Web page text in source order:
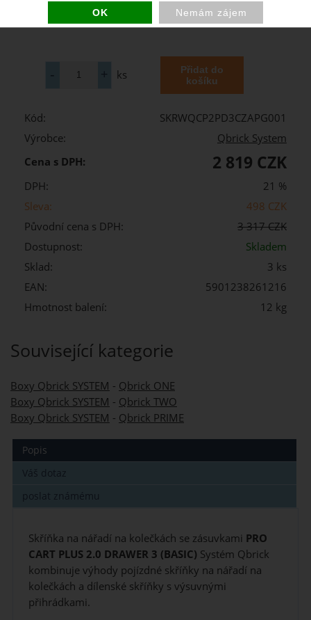
ks
Kód:
SKRWQCP2PD3CZAPG001
Výrobce:
Qbrick System
Cena s DPH:
2 819 CZK
DPH:
21 %
Sleva:
498 CZK
Původní cena s DPH:
3 317 CZK
Dostupnost:
Skladem
Sklad:
3 ks
EAN:
5901238261216
Hmotnost balení:
12 kg
Související kategorie
Boxy Qbrick SYSTEM - Qbrick ONE
Boxy Qbrick SYSTEM - Qbrick TWO
Boxy Qbrick SYSTEM - Qbrick PRIME
Popis
Váš dotaz
poslat známému
Skříňka na nářadí na kolečkách se zásuvkami PRO
CART PLUS 2.0 DRAWER 3 (BASIC) Systém Qbrick
kombinuje výhody pojízdné skříňky na nářadí na
kolečkách a dílenské skříňky s výsuvnými
přihrádkami.